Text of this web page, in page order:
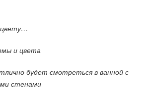
и цвета
будет смотреться в ванной с
стенами